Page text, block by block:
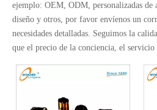
ejemplo: OEM, ODM, personalizadas de
diseño y otros, por favor envíenos un
necesidades detalladas. Seguimos la
que el precio de la conciencia, el servicio